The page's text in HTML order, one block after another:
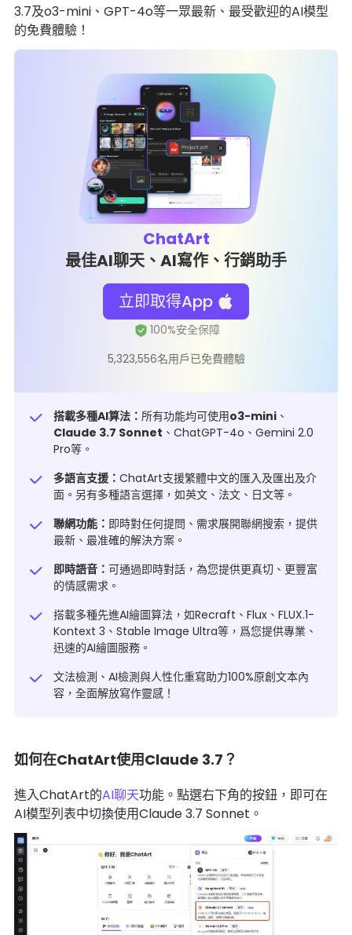
3.7及o3-mini、GPT-4o等一眾最新、最受歡迎的AI模型
的免費體驗！
ChatArt
最佳AI聊天、AI寫作、行銷助手
立即取得App
5,323,556名用戶已免費體驗
搭載多種AI算法： 所有功能均可使用o3-mini 、
Claude 3.7 Sonnet 、ChatGPT-4o、Gemini 2.0
Pro等。
多語言支援： ChatArt支援繁體中文的匯入及匯出及介
面。另有多種語言選擇，如英文、法文、日文等。
聯網功能： 即時對任何提問、需求展開聯網搜索，提供
最新、最准確的解決方案。
即時語音： 可通過即時對話，為您提供更真切、更豐富
的情感需求。
搭載多種先進AI繪圖算法，如Recraft、Flux、FLUX.1-
Kontext 3、Stable Image Ultra等，爲您提供專業、
迅速的AI繪圖服務。
文法檢測、 AI檢測與人性化重寫助力100%原創文本內
容，全面解放寫作靈感！
如何在ChatArt使用Claude 3.7？
進入ChatArt的AI聊天功能。點選右下角的按鈕，即可在
AI模型列表中切換使用Claude 3.7 Sonnet。